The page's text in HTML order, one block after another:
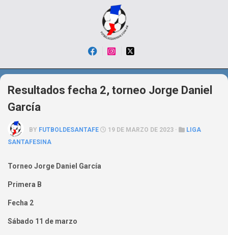
Resultados fecha 2, torneo Jorge Daniel
García
BY FUTBOLDESANTAFE 19 DE MARZO DE 2023 ·
LIGA
SANTAFESINA
Torneo Jorge Daniel García
Primera B
Fecha 2
Sábado 11 de marzo